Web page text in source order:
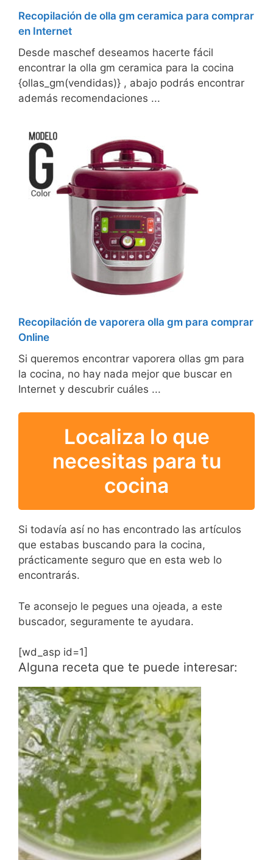
Recopilación de olla gm ceramica para comprar
en Internet
Desde maschef deseamos hacerte fácil
encontrar la olla gm ceramica para la cocina
{ollas_gm(vendidas)} , abajo podrás encontrar
además recomendaciones ...
Recopilación de vaporera olla gm para comprar
Online
Si queremos encontrar vaporera ollas gm para
la cocina, no hay nada mejor que buscar en
Internet y descubrir cuáles ...
Localiza lo que
necesitas para tu
cocina
Si todavía así no has encontrado las artículos
que estabas buscando para la cocina,
prácticamente seguro que en esta web lo
encontrarás.
Te aconsejo le pegues una ojeada, a este
buscador, seguramente te ayudara.
[wd_asp id=1]
Alguna receta que te puede interesar: